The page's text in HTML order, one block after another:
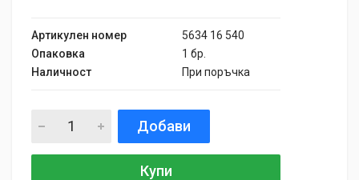
Артикулен номер
5634 16 540
Опаковка
1 бр.
Наличност
При поръчка
Добави
Купи